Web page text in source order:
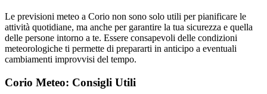
Le previsioni meteo a Corio non sono solo utili per pianificare le
attività quotidiane, ma anche per garantire la tua sicurezza e quella
delle persone intorno a te. Essere consapevoli delle condizioni
meteorologiche ti permette di prepararti in anticipo a eventuali
cambiamenti improvvisi del tempo.
Corio Meteo: Consigli Utili